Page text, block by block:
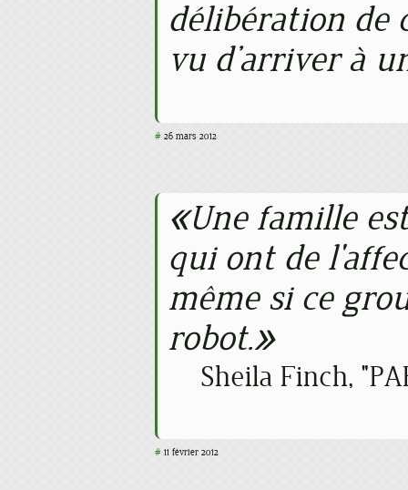
délibération de
vu d’arriver à
# 26 mars 2012
Une famille
qui ont de
même si ce
robot.
Sheila Finch,
# 11 février 2012